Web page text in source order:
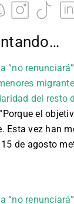
“no
del resto
Porque el
Esta vez han
de agosto
“no